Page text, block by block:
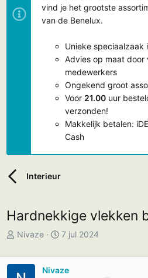
vind je het grootste
van de Benelux.
Unieke speciaalzaak
Advies op maat door
medewerkers
Ongekend groot
Voor 21.00 uur
verzonden!
Makkelijk betalen:
Cash
Interieur
Hardnekkige vlekken
T
p
i
Nivaze
S
a
r
7 jul 2024
Nivaze